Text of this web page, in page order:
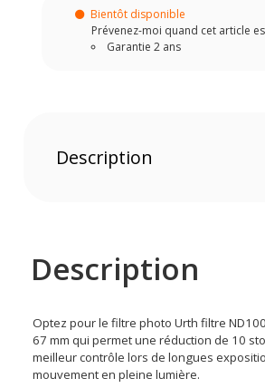
Bientôt disponible
Prévenez-moi quand cet article
Garantie 2 ans
Description
Description
Optez pour le filtre photo Urth filtre
67 mm qui permet une réduction de 10
meilleur contrôle lors de longues
mouvement en pleine lumière.